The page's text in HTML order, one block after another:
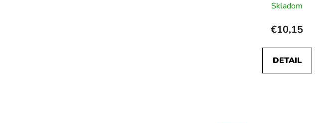
Skladom
€10,15
DETAIL